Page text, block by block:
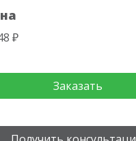
₽
Заказать